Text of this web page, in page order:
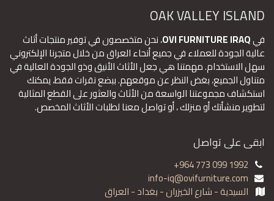
OAK VALLEY ISLAND
فيOVI FURNITURE IRAQ، نحن متخصصون في توفير منتجات أثاث
عالية الجودة للعملاء في جميع أنحاء العراق من خلال متجرنا الإلكتروني
سهل الاستخدام. مهمتنا هي جعل الأثاث الأنيق وذو الجودة العالية في
متناول الجميع، بغض النظر عن موقعهم. ببضع نقرات فقط، يمكنك
استكشاف مجموعتنا الواسعة من الأثاث والعثور على القطع المثالية
لتطوير منشأتك أو منزلك ، أو تواصل معنا لطلبات الأثاث المخصص.
ابقى على تواصل
+964 773 099 1992
info-iq@ovifurniture.com
السيدية - شارع الخيزران - بغداد - العراق